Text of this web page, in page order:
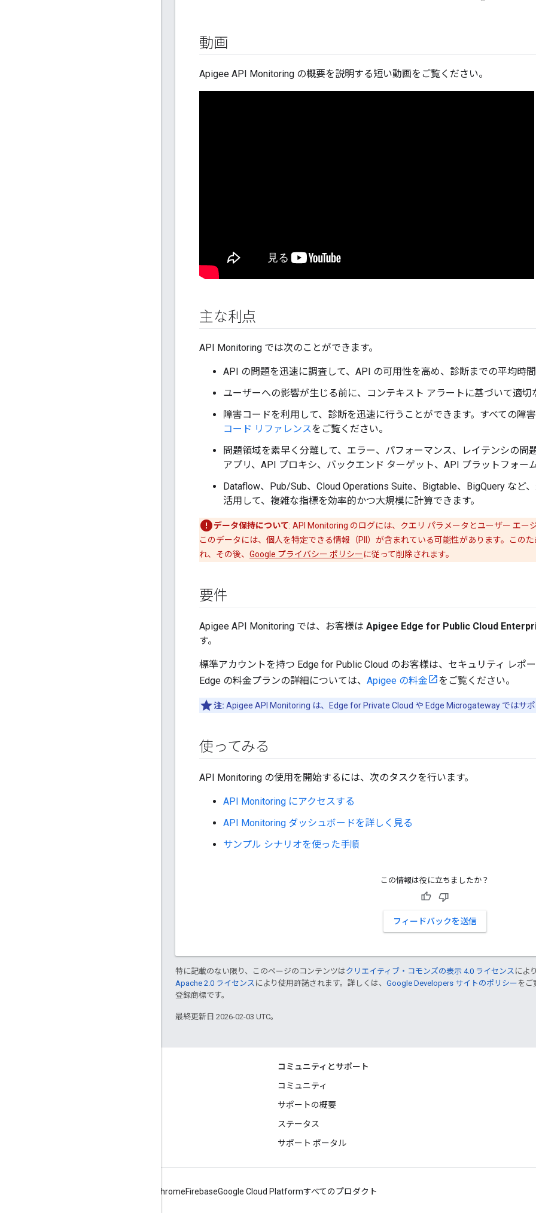
動画
Apigee API Monitoring の概要を説明する短い動画をご覧ください。
主な利点
API Monitoring では次のことができます。
API の問題を迅速に調査して、API の可用性を高め、診断までの平均時
ユーザーへの影響が生じる前に、コンテキスト アラートに基づいて適切
障害コードを利用して、診断を迅速に行うことができます。すべての障
コード リファレンスをご覧ください。
問題領域を素早く分離して、エラー、パフォーマンス、レイテンシの問
アプリ、API プロキシ、バックエンド ターゲット、API プラットフォー
Dataflow、Pub/Sub、Cloud Operations Suite、Bigtable、BigQuery など
活用して、複雑な指標を効率的かつ大規模に計算できます。
データ保持について: API Monitoring のログには、クエリ パラメータとユーザー エー
このデータには、個人を特定できる情報（PII）が含まれている可能性があります。この
れ、その後、 Google プライバシー ポリシーに従って削除されます。
要件
Apigee API Monitoring では、お客様は Apigee Edge for Public Cloud
す。
標準アカウントを持つ Edge for Public Cloud のお客様は、セキュリティ レポ
Edge の料金プランの詳細については、 Apigee の料金 をご覧ください。
注: Apigee API Monitoring は、Edge for Private Cloud や Edge Microgateway ではサ
使ってみる
API Monitoring の使用を開始するには、次のタスクを行います。
API Monitoring にアクセスする
API Monitoring ダッシュボードを詳しく見る
サンプル シナリオを使った手順
この情報は役に立ちましたか？
フィードバックを送信
特に記載のない限り、このページのコンテンツはクリエイティブ・コモンズの表示 4.0 ライセンス によ
Apache 2.0 ライセンス により使用許諾されます。詳しくは、 Google Developers サイトのポリシー をご
登録商標です。
最終更新日 2026-02-03 UTC。
コミュニティとサポート
コミュニティ
サポートの概要
ステータス
サポート ポータル
ChromeFirebaseGoogle Cloud Platformすべてのプロダクト